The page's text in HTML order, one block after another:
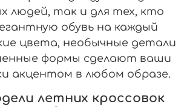
людей, так и для тех, кто
обувь на каждый
цвета, необычные детали
формы сделают ваши
акцентом в любом образе.
летних кроссовок